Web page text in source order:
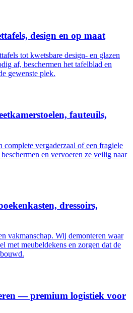
design en op maat
tot kwetsbare design- en glazen
af, beschermen het tafelblad en
gewenste plek.
fauteuils,
complete vergaderzaal of een fragiele
en vervoeren ze veilig naar
dressoirs,
vakmanschap. Wij demonteren waar
met meubeldekens en zorgen dat de
— premium logistiek voor